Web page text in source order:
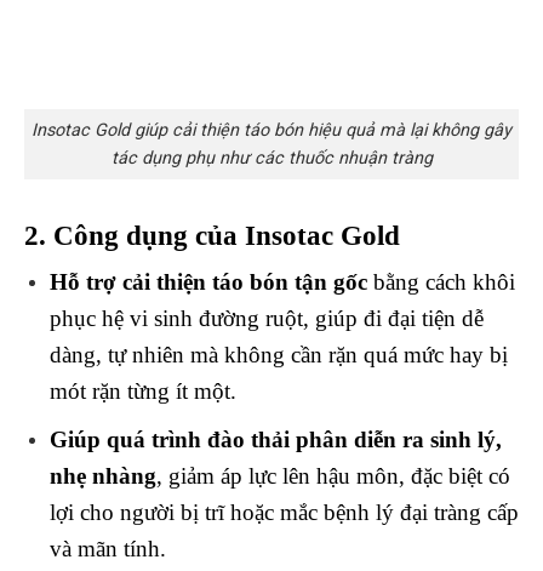
Insotac Gold giúp cải thiện táo bón hiệu quả mà lại không gây
tác dụng phụ như các thuốc nhuận tràng
2. Công dụng của Insotac Gold
Hỗ trợ cải thiện táo bón tận gốcbằng cách khôi
phục hệ vi sinh đường ruột, giúp đi đại tiện dễ
dàng, tự nhiên mà không cần rặn quá mức hay bị
mót rặn từng ít một.
Giúp quá trình đào thải phân diễn ra sinh lý,
nhẹ nhàng, giảm áp lực lên hậu môn, đặc biệt có
lợi cho người bị trĩ hoặc mắc bệnh lý đại tràng cấp
và mãn tính.